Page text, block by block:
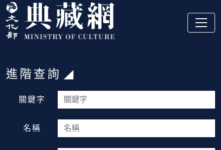
跳到主要內容
:::
:::
進階查詢
關鍵字
名稱